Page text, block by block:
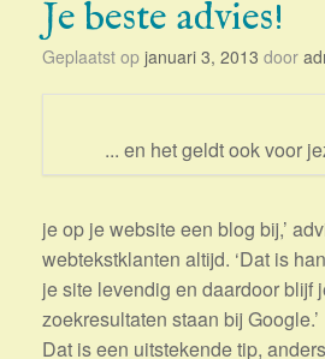
Je beste advies!
Geplaatst op januari 3, 2013 door
... en het geldt ook voor
je op je website een blog bij,’
webtekstklanten altijd. ‘Dat is
je site levendig en daardoor blijf
zoekresultaten staan bij Google.’
Dat is een uitstekende tip,